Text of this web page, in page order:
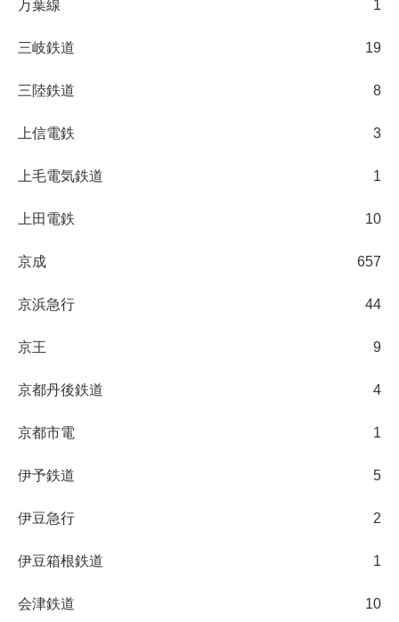
万葉線 1
三岐鉄道 19
三陸鉄道 8
上信電鉄 3
上毛電気鉄道 1
上田電鉄 10
京成 657
京浜急行 44
京王 9
京都丹後鉄道 4
京都市電 1
伊予鉄道 5
伊豆急行 2
伊豆箱根鉄道 1
会津鉄道 10